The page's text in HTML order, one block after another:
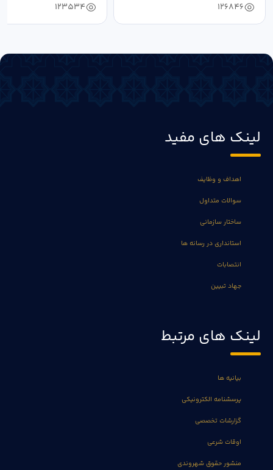
126846
123534
لینک های مفید
اهداف و وظایف
سوالات متداول
ساختار سازمانی
استانداری در رسانه ها
انتصابات
جهاد تبیین
لینک های مرتبط
بیانیه ها
پرسشنامه الکترونیکی
گزارشات تخصصی
اوقات شرعی
منشور حقوق شهروندی